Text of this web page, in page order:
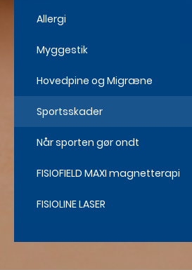
Allergi
Myggestik
Hovedpine og Migræne
Sportsskader
Når sporten gør ondt
FISIOFIELD MAXI magnetterapi
FISIOLINE LASER